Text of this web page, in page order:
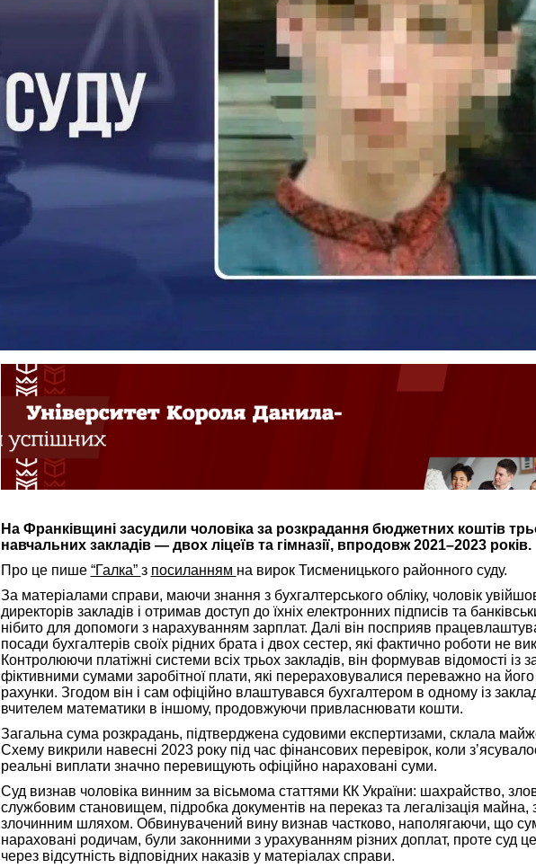
На Франківщині засудили чоловіка за розкрадання бюджетних коштів
навчальних закладів — двох ліцеїв та гімназії, впродовж 2021–2023 років.
Про це пише “Галка” з посиланням на вирок Тисменицького районного суду.
За матеріалами справи, маючи знання з бухгалтерського обліку, чоловік
директорів закладів і отримав доступ до їхніх електронних підписів та
нібито для допомоги з нарахуванням зарплат. Далі він посприяв
посади бухгалтерів своїх рідних брата і двох сестер, які фактично роботи не
Контролюючи платіжні системи всіх трьох закладів, він формував відомості із
фіктивними сумами заробітної плати, які перераховувалися переважно на його
рахунки. Згодом він і сам офіційно влаштувався бухгалтером в одному із
вчителем математики в іншому, продовжуючи привласнювати кошти.
Загальна сума розкрадань, підтверджена судовими експертизами, склала
Схему викрили навесні 2023 року під час фінансових перевірок, коли
реальні виплати значно перевищують офіційно нараховані суми.
Суд визнав чоловіка винним за вісьмома статтями КК України: шахрайство,
службовим становищем, підробка документів на переказ та легалізація майна,
злочинним шляхом. Обвинувачений вину визнав частково, наполягаючи, що
нараховані родичам, були законними з урахуванням різних доплат, проте суд
через відсутність відповідних наказів у матеріалах справи.